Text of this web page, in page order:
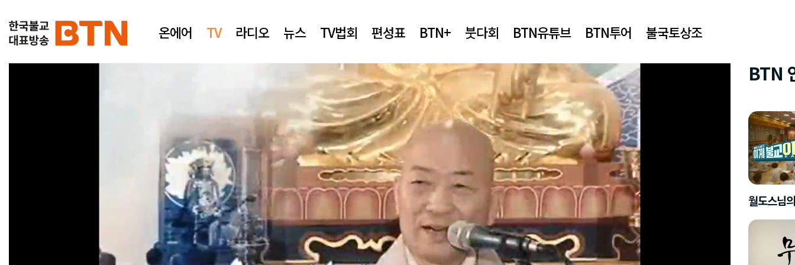
온에어 TV 라디오 뉴스 TV법회 편성표 BTN+ 붓다회 BTN유튜브 BTN투어 불국토상조
BTN
월도스님